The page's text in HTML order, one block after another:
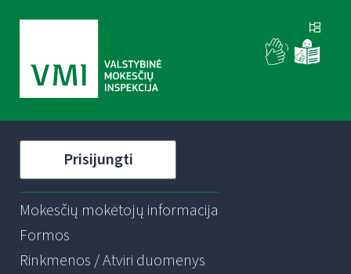
Prisijungti
Mokesčių mokėtojų informacija
Formos
Rinkmenos / Atviri duomenys